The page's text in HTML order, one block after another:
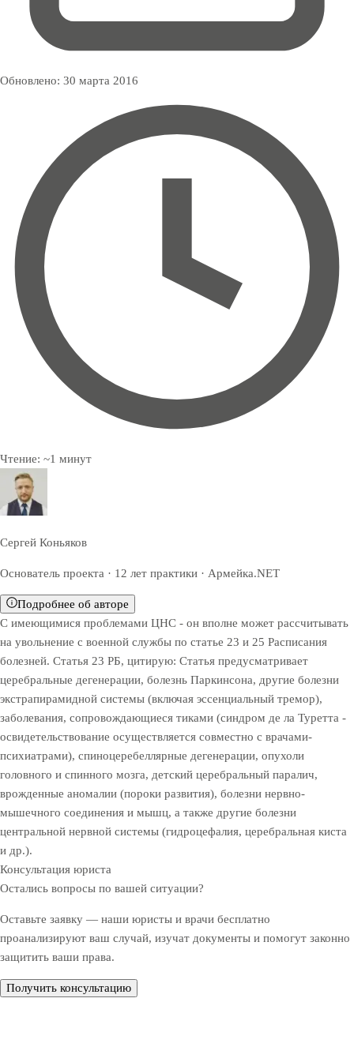
Обновлено: 30 марта 2016
Чтение: ~1 минут
Сергей Коньяков
Основатель проекта · 12 лет практики · Армейка.NET
Подробнее об авторе
С имеющимися проблемами ЦНС - он вполне может рассчитывать
на увольнение с военной службы по статье 23 и 25 Расписания
болезней. Статья 23 РБ, цитирую: Статья предусматривает
церебральные дегенерации, болезнь Паркинсона, другие болезни
экстрапирамидной системы (включая эссенциальный тремор),
заболевания, сопровождающиеся тиками (синдром де ла Туретта -
освидетельствование осуществляется совместно с врачами-
психиатрами), спиноцеребеллярные дегенерации, опухоли
головного и спинного мозга, детский церебральный паралич,
врожденные аномалии (пороки развития), болезни нервно-
мышечного соединения и мышц, а также другие болезни
центральной нервной системы (гидроцефалия, церебральная киста
и др.).
Консультация юриста
Остались вопросы по вашей ситуации?
Оставьте заявку — наши юристы и врачи бесплатно
проанализируют ваш случай, изучат документы и помогут законно
защитить ваши права.
Получить консультацию